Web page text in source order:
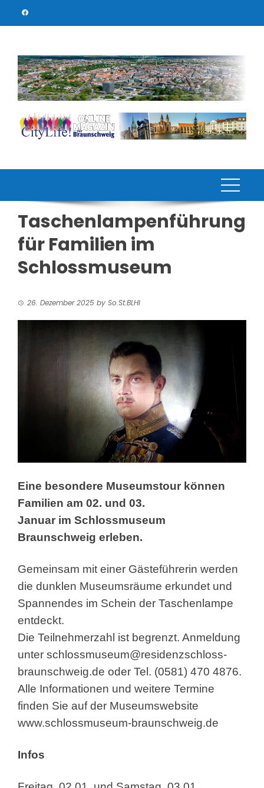
Taschenlampenführung
für Familien im
Schlossmuseum
26. Dezember 2025 by So.St.BLHI
Eine besondere Museumstour können
Familien am 02. und 03.
Januar im Schlossmuseum
Braunschweig erleben.
Gemeinsam mit einer Gästeführerin werden
die dunklen Museumsräume erkundet und
Spannendes im Schein der Taschenlampe
entdeckt.
Die Teilnehmerzahl ist begrenzt. Anmeldung
unter schlossmuseum@residenzschloss-
braunschweig.de oder Tel. (0581) 470 4876.
Alle Informationen und weitere Termine
finden Sie auf der Museumswebsite
www.schlossmuseum-braunschweig.de
Infos